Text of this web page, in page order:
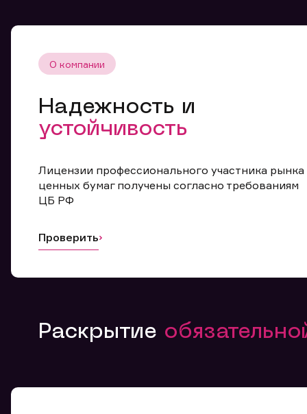
О компании
Надежность и
устойчивость
Лицензии профессионального участника рынка
ценных бумаг получены согласно требованиям
ЦБ РФ
Проверить
Раскрытие